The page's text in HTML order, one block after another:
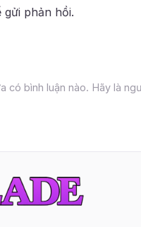
gửi phản hồi.
có bình luận nào. Hãy là